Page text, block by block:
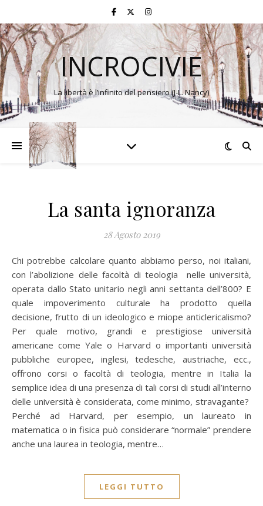
INCROCIVIE
La libertà è l’infinito del pensiero (J-L. Nancy)
La santa ignoranza
28 Agosto 2019
Chi potrebbe calcolare quanto abbiamo perso, noi italiani,
con l’abolizione delle facoltà di teologia nelle università,
operata dallo Stato unitario negli anni settanta dell’800? E
quale impoverimento culturale ha prodotto quella
decisione, frutto di un ideologico e miope anticlericalismo?
Per quale motivo, grandi e prestigiose università
americane come Yale o Harvard o importanti università
pubbliche europee, inglesi, tedesche, austriache, ecc.,
offrono corsi o facoltà di teologia, mentre in Italia la
semplice idea di una presenza di tali corsi di studi all’interno
delle università è considerata, come minimo, stravagante?
Perché ad Harvard, per esempio, un laureato in
matematica o in fisica può considerare “normale” prendere
anche una laurea in teologia, mentre…
LEGGI TUTTO